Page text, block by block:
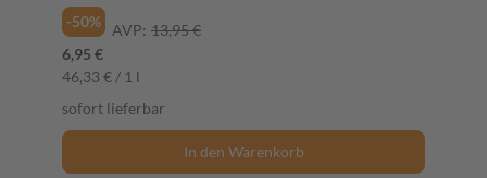
-50%
AVP: 13,95 €
6,95 €
46,33 € / 1 l
sofort lieferbar
In den Warenkorb